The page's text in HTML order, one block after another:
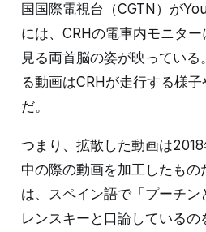
国国際電視台（CGTN）が
には、CRHの電車内モニタ
見る両首脳の姿が映ってい
る動画はCRHが走行する様
だ。
つまり、拡散した動画は
中の際の動画を加工したも
は、スペイン語で「プーチ
レンスキーと口論している